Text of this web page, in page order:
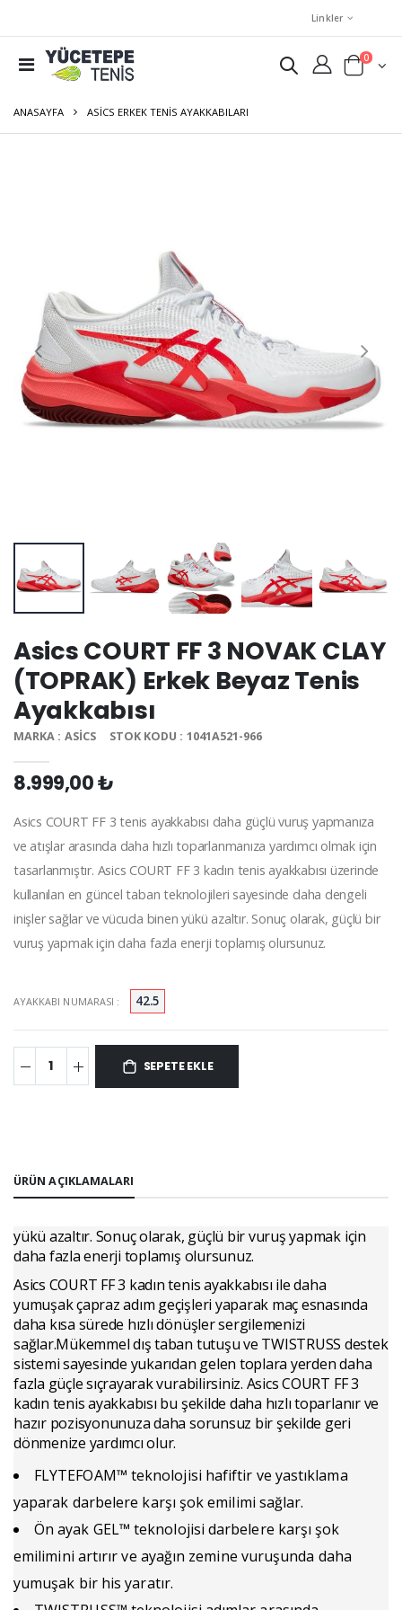
Linkler
0
ANASAYFA ASICS ERKEK TENIS AYAKKABILARI
Asics COURT FF 3 NOVAK CLAY
(TOPRAK) Erkek Beyaz Tenis
Ayakkabısı
MARKA : ASICS STOK KODU : 1041A521-966
8.999,00 ₺
Asics COURT FF 3 tenis ayakkabısı daha güçlü vuruş yapmanıza
ve atışlar arasında daha hızlı toparlanmanıza yardımcı olmak için
tasarlanmıştır. Asics COURT FF 3 kadın tenis ayakkabısı üzerinde
kullanılan en güncel taban teknolojileri sayesinde daha dengeli
inişler sağlar ve vücuda binen yükü azaltır. Sonuç olarak, güçlü bir
vuruş yapmak için daha fazla enerji toplamış olursunuz.
AYAKKABI NUMARASI : 42.5
SEPETE EKLE
ÜRÜN AÇIKLAMALARI
yükü azaltır. Sonuç olarak, güçlü bir vuruş yapmak için
daha fazla enerji toplamış olursunuz.
Asics COURT FF 3 kadın tenis ayakkabısı ile daha
yumuşak çapraz adım geçişleri yaparak maç esnasında
daha kısa sürede hızlı dönüşler sergilemenizi
sağlar.Mükemmel dış taban tutuşu ve TWISTRUSS destek
sistemi sayesinde yukarıdan gelen toplara yerden daha
fazla güçle sıçrayarak vurabilirsiniz. Asics COURT FF 3
kadın tenis ayakkabısı bu şekilde daha hızlı toparlanır ve
hazır pozisyonunuza daha sorunsuz bir şekilde geri
dönmenize yardımcı olur.
FLYTEFOAM™ teknolojisi hafiftir ve yastıklama
yaparak darbelere karşı şok emilimi sağlar.
Ön ayak GEL™ teknolojisi darbelere karşı şok
emilimini artırır ve ayağın zemine vuruşunda daha
yumuşak bir his yaratır.